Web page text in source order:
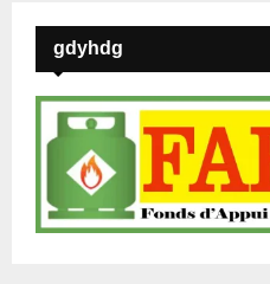
gdyhdg